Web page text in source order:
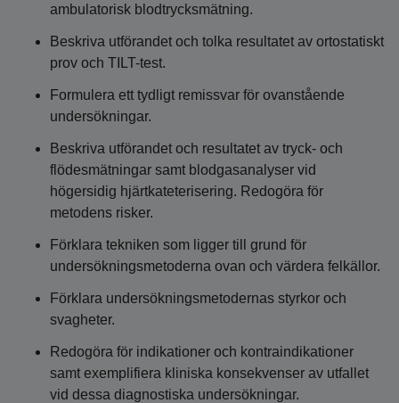
ambulatorisk blodtrycksmätning.
Beskriva utförandet och tolka resultatet av ortostatiskt
prov och TILT-test.
Formulera ett tydligt remissvar för ovanstående
undersökningar.
Beskriva utförandet och resultatet av tryck- och
flödesmätningar samt blodgasanalyser vid
högersidig hjärtkateterisering. Redogöra för
metodens risker.
Förklara tekniken som ligger till grund för
undersökningsmetoderna ovan och värdera felkällor.
Förklara undersökningsmetodernas styrkor och
svagheter.
Redogöra för indikationer och kontraindikationer
samt exemplifiera kliniska konsekvenser av utfallet
vid dessa diagnostiska undersökningar.